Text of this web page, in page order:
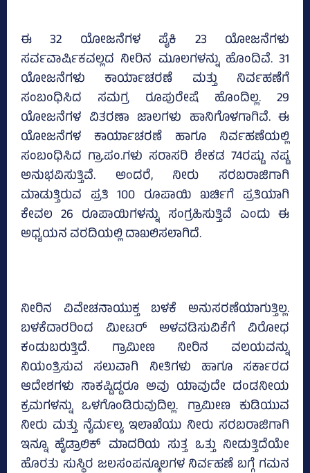
ಈ 32 ಯೋಜನೆಗಳ ಪೈಕಿ 23 ಯೋಜನೆಗಳು
ಸರ್ವವಾರ್ಷಿಕವಲ್ಲದ ನೀರಿನ ಮೂಲಗಳನ್ನು ಹೊಂದಿವೆ. 31
ಯೋಜನೆಗಳು ಕಾರ್ಯಾಚರಣೆ ಮತ್ತು ನಿರ್ವಹಣೆಗೆ
ಸಂಬಂಧಿಸಿದ ಸಮಗ್ರ ರೂಪುರೇಷೆ ಹೊಂದಿಲ್ಲ. 29
ಯೋಜನೆಗಳ ವಿತರಣಾ ಜಾಲಗಳು ಹಾನಿಗೊಳಗಾಗಿವೆ. ಈ
ಯೋಜನೆಗಳ ಕಾರ್ಯಾಚರಣೆ ಹಾಗೂ ನಿರ್ವಹಣೆಯಲ್ಲಿ
ಸಂಬಂಧಿಸಿದ ಗ್ರಾ.ಪಂ.ಗಳು ಸರಾಸರಿ ಶೇಕಡ 74ರಷ್ಟು ನಷ್ಟ
ಅನುಭವಿಸುತ್ತಿವೆ. ಅಂದರೆ, ನೀರು ಸರಬರಾಜಿಗಾಗಿ
ಮಾಡುತ್ತಿರುವ ಪ್ರತಿ 100 ರೂಪಾಯಿ ಖರ್ಚಿಗೆ ಪ್ರತಿಯಾಗಿ
ಕೇವಲ 26 ರೂಪಾಯಿಗಳನ್ನು ಸಂಗ್ರಹಿಸುತ್ತಿವೆ ಎಂದು ಈ
ಅಧ್ಯಯನ ವರದಿಯಲ್ಲಿ ದಾಖಲಿಸಲಾಗಿದೆ.
ನೀರಿನ ವಿವೇಚನಾಯುಕ್ತ ಬಳಕೆ ಅನುಸರಣೆಯಾಗುತ್ತಿಲ್ಲ.
ಬಳಕೆದಾರರಿಂದ ಮೀಟರ್ ಅಳವಡಿಸುವಿಕೆಗೆ ವಿರೋಧ
ಕಂಡುಬರುತ್ತಿದೆ. ಗ್ರಾಮೀಣ ನೀರಿನ ವಲಯವನ್ನು
ನಿಯಂತ್ರಿಸುವ ಸಲುವಾಗಿ ನೀತಿಗಳು ಹಾಗೂ ಸರ್ಕಾರದ
ಆದೇಶಗಳು ಸಾಕಷ್ಟಿದ್ದರೂ ಅವು ಯಾವುದೇ ದಂಡನೀಯ
ಕ್ರಮಗಳನ್ನು ಒಳಗೊಂಡಿರುವುದಿಲ್ಲ. ಗ್ರಾಮೀಣ ಕುಡಿಯುವ
ನೀರು ಮತ್ತು ನೈರ್ಮಲ್ಯ ಇಲಾಖೆಯು ನೀರು ಸರಬರಾಜಿಗಾಗಿ
ಇನ್ನೂ ಹೈಡ್ರಾಲಿಕ್ ಮಾದರಿಯ ಸುತ್ತ ಒತ್ತು ನೀಡುತ್ತಿದೆಯೇ
ಹೊರತು ಸುಸ್ಥಿರ ಜಲಸಂಪನ್ಮೂಲಗಳ ನಿರ್ವಹಣೆ ಬಗ್ಗೆ ಗಮನ